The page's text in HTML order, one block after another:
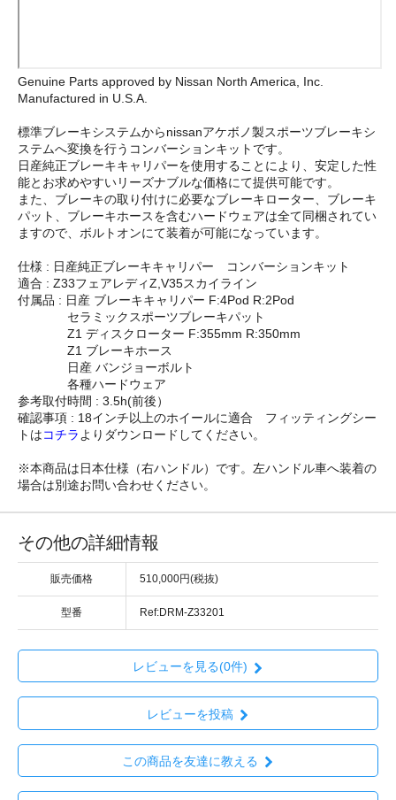
Genuine Parts approved by Nissan North America, Inc.
Manufactured in U.S.A.
標準ブレーキシステムからnissanアケボノ製スポーツブレーキシ
ステムへ変換を行うコンバーションキットです。
日産純正ブレーキキャリパーを使用することにより、安定した性
能とお求めやすいリーズナブルな価格にて提供可能です。
また、ブレーキの取り付けに必要なブレーキローター、ブレーキ
パット、ブレーキホースを含むハードウェアは全て同梱されてい
ますので、ボルトオンにて装着が可能になっています。
仕様 : 日産純正ブレーキキャリパー コンバーションキット
適合 : Z33フェアレディZ,V35スカイライン
付属品 : 日産 ブレーキキャリパー F:4Pod R:2Pod
セラミックスポーツブレーキパット
Z1 ディスクローター F:355mm R:350mm
Z1 ブレーキホース
日産 バンジョーボルト
各種ハードウェア
参考取付時間 : 3.5h(前後）
確認事項 : 18インチ以上のホイールに適合 フィッティングシー
トはコチラ よりダウンロードしてください。
※本商品は日本仕様（右ハンドル）です。左ハンドル車へ装着の
場合は別途お問い合わせください。
その他の詳細情報
販売価格 510,000円(税抜)
型番 Ref:DRM-Z33201
レビューを見る(0件)
レビューを投稿
この商品を友達に教える